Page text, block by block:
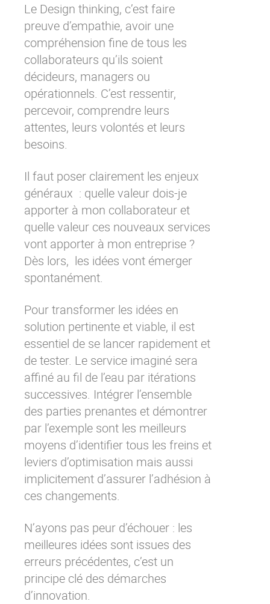
Le Design thinking, c’est faire
preuve d’empathie, avoir une
compréhension fine de tous les
collaborateurs qu’ils soient
décideurs, managers ou
opérationnels. C’est ressentir,
percevoir, comprendre leurs
attentes, leurs volontés et leurs
besoins.
Il faut poser clairement les enjeux
généraux : quelle valeur dois-je
apporter à mon collaborateur et
quelle valeur ces nouveaux services
vont apporter à mon entreprise ?
Dès lors, les idées vont émerger
spontanément.
Pour transformer les idées en
solution pertinente et viable, il est
essentiel de se lancer rapidement et
de tester. Le service imaginé sera
affiné au fil de l’eau par itérations
successives. Intégrer l’ensemble
des parties prenantes et démontrer
par l’exemple sont les meilleurs
moyens d’identifier tous les freins et
leviers d’optimisation mais aussi
implicitement d’assurer l’adhésion à
ces changements.
N’ayons pas peur d’échouer : les
meilleures idées sont issues des
erreurs précédentes, c’est un
principe clé des démarches
d’innovation.